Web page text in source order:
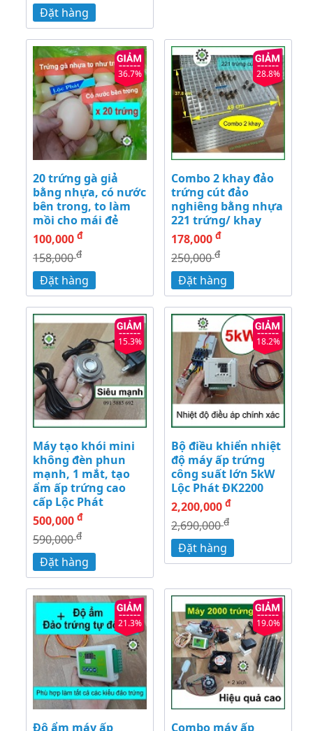
Đặt hàng
36.7%
20 trứng gà giả
bằng nhựa, có nước
bên trong, to làm
mồi cho mái đẻ
100,000 đ
158,000đ
Đặt hàng
28.8%
Combo 2 khay đảo
trứng cút đảo
nghiêng bằng nhựa
221 trứng/ khay
178,000 đ
250,000đ
Đặt hàng
15.3%
Máy tạo khói mini
không đèn phun
mạnh, 1 mắt, tạo
ẩm ấp trứng cao
cấp Lộc Phát
500,000 đ
590,000đ
Đặt hàng
18.2%
Bộ điều khiển nhiệt
độ máy ấp trứng
công suất lớn 5kW
Lộc Phát ĐK2200
2,200,000 đ
2,690,000đ
Đặt hàng
21.3%
Độ ẩm máy ấp
19.0%
Combo máy ấp